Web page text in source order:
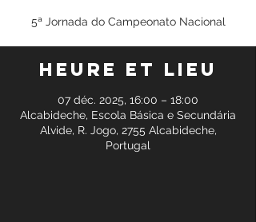
5ª Jornada do Campeonato Nacional
Heure et lieu
07 déc. 2025, 16:00 – 18:00
Alcabideche, Escola Básica e Secundária
Alvide, R. Jogo, 2755 Alcabideche,
Portugal